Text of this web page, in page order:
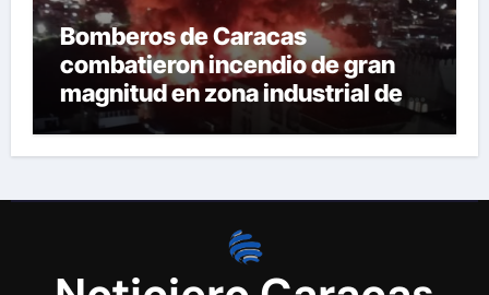
Bomberos de Caracas
combatieron incendio de gran
magnitud en zona industrial de El
Llanito